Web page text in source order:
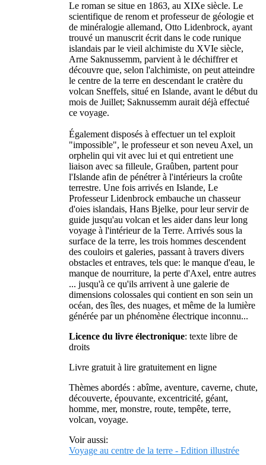
Le roman se situe en 1863, au XIXe siècle. Le
scientifique de renom et professeur de géologie et
de minéralogie allemand, Otto Lidenbrock, ayant
trouvé un manuscrit écrit dans le code runique
islandais par le vieil alchimiste du XVIe siècle,
Arne Saknussemm, parvient à le déchiffrer et
découvre que, selon l'alchimiste, on peut atteindre
le centre de la terre en descendant le cratère du
volcan Sneffels, situé en Islande, avant le début du
mois de Juillet; Saknussemm aurait déjà effectué
ce voyage.
Également disposés à effectuer un tel exploit
"impossible", le professeur et son neveu Axel, un
orphelin qui vit avec lui et qui entretient une
liaison avec sa filleule, Graûben, partent pour
l'Islande afin de pénétrer à l'intérieurs la croûte
terrestre. Une fois arrivés en Islande, Le
Professeur Lidenbrock embauche un chasseur
d'oies islandais, Hans Bjelke, pour leur servir de
guide jusqu'au volcan et les aider dans leur long
voyage à l'intérieur de la Terre. Arrivés sous la
surface de la terre, les trois hommes descendent
des couloirs et galeries, passant à travers divers
obstacles et entraves, tels que: le manque d'eau, le
manque de nourriture, la perte d'Axel, entre autres
... jusqu'à ce qu'ils arrivent à une galerie de
dimensions colossales qui contient en son sein un
océan, des îles, des nuages, et même de la lumière
générée par un phénomène électrique inconnu...
Licence du livre électronique: texte libre de
droits
Livre gratuit à lire gratuitement en ligne
Thèmes abordés : abîme, aventure, caverne, chute,
découverte, épouvante, excentricité, géant,
homme, mer, monstre, route, tempête, terre,
volcan, voyage.
Voir aussi:
Voyage au centre de la terre - Edition illustrée